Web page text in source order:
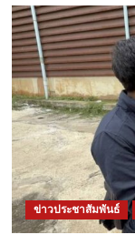
ข่าวประชาสัมพันธ์